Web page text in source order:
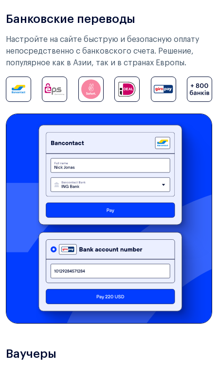
Банковские переводы
Настройте на сайте быструю и безопасную оплату
непосредственно с банковского счета. Решение,
популярное как в Азии, так и в странах Европы.
Ваучеры